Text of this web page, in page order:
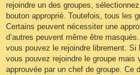
rejoindre un des groupes,
bouton approprié. Toutefois, tous les
Certains peuvent nécessiter une
d’autres peuvent même être
vous pouvez le rejoindre librement.
vous pouvez rejoindre le groupe mais
approuvée par un chef de groupe. Ce